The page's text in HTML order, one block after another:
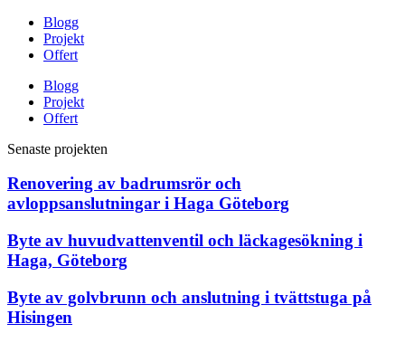
Blogg
Projekt
Offert
Blogg
Projekt
Offert
Senaste projekten
Renovering av badrumsrör och
avloppsanslutningar i Haga Göteborg
Byte av huvudvattenventil och läckagesökning i
Haga, Göteborg
Byte av golvbrunn och anslutning i tvättstuga på
Hisingen